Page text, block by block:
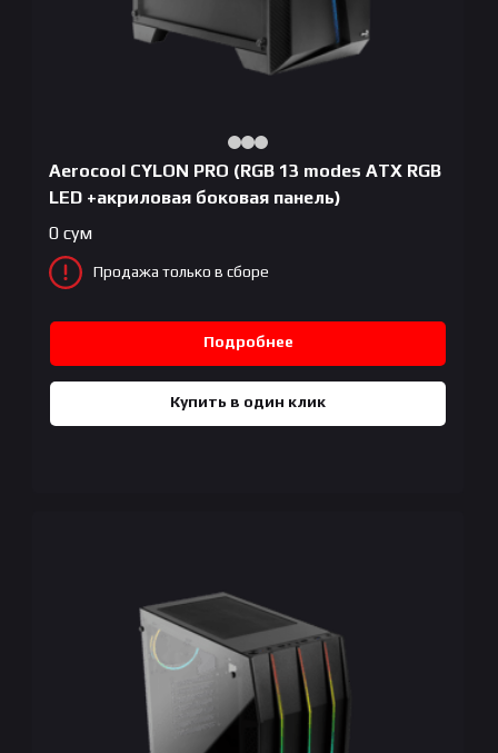
Aerocool CYLON PRO (RGB 13 modes ATX RGB
LED +акриловая боковая панель)
0 сум
Продажа только в сборе
Подробнее
Купить в один клик